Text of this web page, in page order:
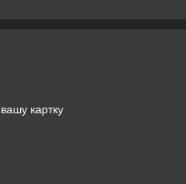
картку